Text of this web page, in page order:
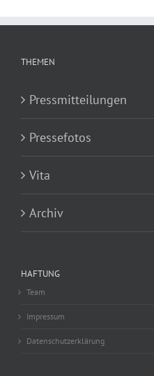
THEMEN
Pressmitteilungen
Pressefotos
Vita
Archiv
HAFTUNG
Team
Impressum
Datenschutzerklärung